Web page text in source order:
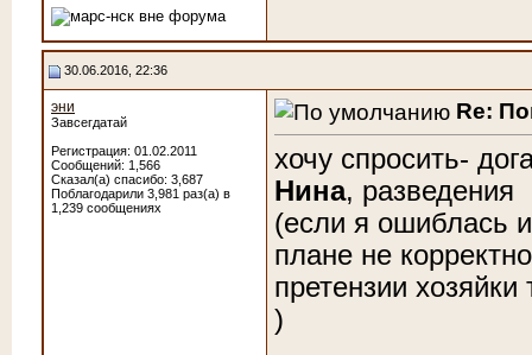
30.06.2016, 22:36
эни
Завсегдатай
Регистрация: 01.02.2011
Сообщений: 1,566
Сказал(а) спасибо: 3,687
Поблагодарили 3,981 раз(а) в
1,239 сообщениях
Re:
хочу спросить-
Нина, разведения
(если я ошиблась
плане не
претензии
)